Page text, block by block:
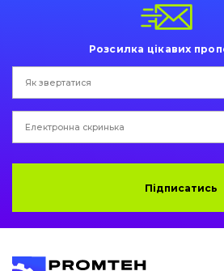
Захист (ковша, адаптера)
Пальці та Втулки
Гідравліка
написати
листа
Розсилка цікавих
Підписатись